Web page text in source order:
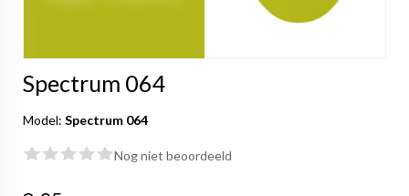
Spectrum 064
Model: Spectrum 064
Nog niet beoordeeld